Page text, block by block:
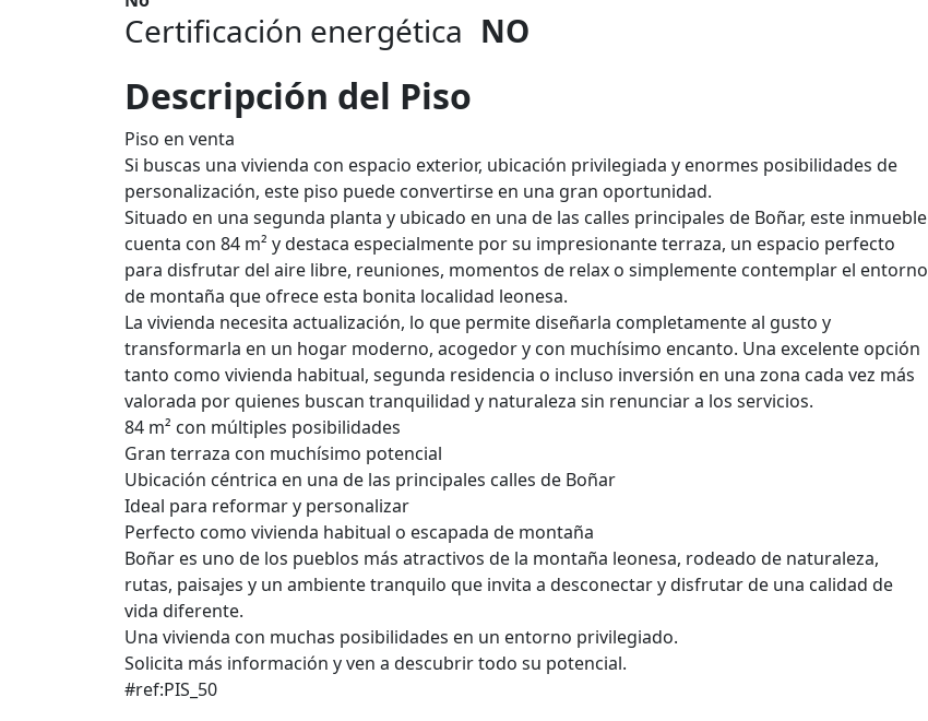
Certificación energética NO
Descripción del Piso
Piso en venta
Si buscas una vivienda con espacio exterior, ubicación privilegiada y enormes posibilidades de
personalización, este piso puede convertirse en una gran oportunidad.
Situado en una segunda planta y ubicado en una de las calles principales de Boñar, este inmueble
cuenta con 84 m² y destaca especialmente por su impresionante terraza, un espacio perfecto
para disfrutar del aire libre, reuniones, momentos de relax o simplemente contemplar el entorno
de montaña que ofrece esta bonita localidad leonesa.
La vivienda necesita actualización, lo que permite diseñarla completamente al gusto y
transformarla en un hogar moderno, acogedor y con muchísimo encanto. Una excelente opción
tanto como vivienda habitual, segunda residencia o incluso inversión en una zona cada vez más
valorada por quienes buscan tranquilidad y naturaleza sin renunciar a los servicios.
84 m² con múltiples posibilidades
Gran terraza con muchísimo potencial
Ubicación céntrica en una de las principales calles de Boñar
Ideal para reformar y personalizar
Perfecto como vivienda habitual o escapada de montaña
Boñar es uno de los pueblos más atractivos de la montaña leonesa, rodeado de naturaleza,
rutas, paisajes y un ambiente tranquilo que invita a desconectar y disfrutar de una calidad de
vida diferente.
Una vivienda con muchas posibilidades en un entorno privilegiado.
Solicita más información y ven a descubrir todo su potencial.
#ref:PIS_50